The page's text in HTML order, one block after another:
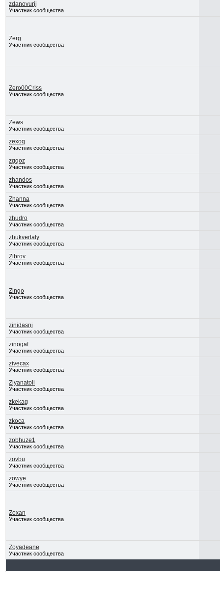
zdanovurij
Участник сообщества
Zerg
Участник сообщества
Zero00Criss
Участник сообщества
Zews
Участник сообщества
zexoq
Участник сообщества
zgqoz
Участник сообщества
zhandos
Участник сообщества
Zhanna
Участник сообщества
zhudro
Участник сообщества
zhukvertaly
Участник сообщества
Zibrov
Участник сообщества
Zingo
Участник сообщества
zinidasnj
Участник сообщества
zinogaf
Участник сообщества
zivecax
Участник сообщества
Ziyanatoli
Участник сообщества
zkekag
Участник сообщества
zkoca
Участник сообщества
zobhuze1
Участник сообщества
zovbu
Участник сообщества
zowye
Участник сообщества
Zoxan
Участник сообщества
Zoyadeane
Участник сообщества